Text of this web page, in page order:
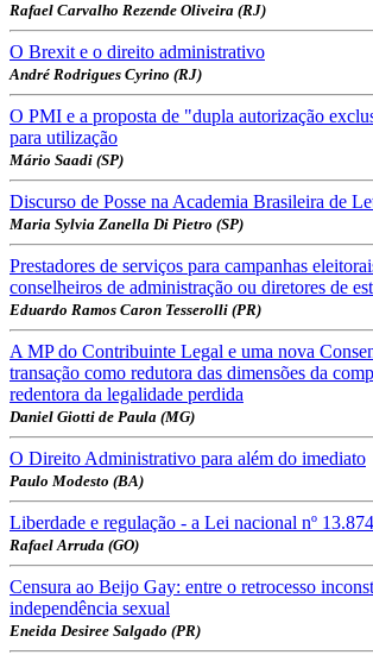
Rafael Carvalho Rezende Oliveira (RJ)
O Brexit e o direito administrativo
André Rodrigues Cyrino (RJ)
O PMI e a proposta de "dupla autorização
para utilização
Mário Saadi (SP)
Discurso de Posse na Academia Brasileira de
Maria Sylvia Zanella Di Pietro (SP)
Prestadores de serviços para campanhas
conselheiros de administração ou diretores de
Eduardo Ramos Caron Tesserolli (PR)
A MP do Contribuinte Legal e uma nova
transação como redutora das dimensões da
redentora da legalidade perdida
Daniel Giotti de Paula (MG)
O Direito Administrativo para além do imediato
Paulo Modesto (BA)
Liberdade e regulação - a Lei nacional nº
Rafael Arruda (GO)
Censura ao Beijo Gay: entre o retrocesso
independência sexual
Eneida Desiree Salgado (PR)